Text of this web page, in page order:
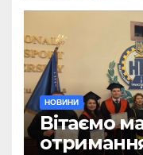
НОВИНИ
Вітаємо